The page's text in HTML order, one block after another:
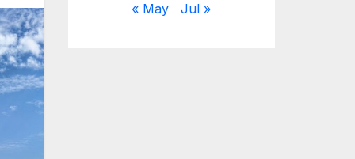
« May Jul »